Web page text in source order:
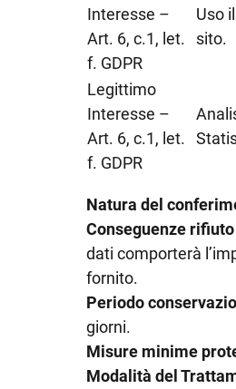
Interesse –
Art. 6, c.1, let.
f. GDPR
Uso
sito.
Legittimo
Interesse –
Art. 6, c.1, let.
f. GDPR
Natura del
Conseguenze
dati comporterà
fornito.
Periodo
giorni.
Misure minime
Modalità del